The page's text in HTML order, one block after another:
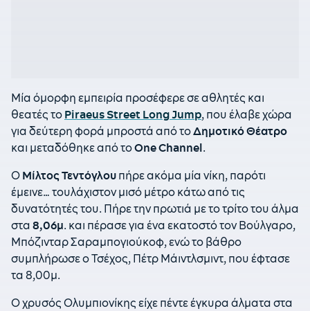
Μία όμορφη εμπειρία προσέφερε σε αθλητές και
θεατές το Piraeus Street Long Jump, που έλαβε χώρα
για δεύτερη φορά μπροστά από τοΔημοτικό Θέατρο
και μεταδόθηκε από τοOne Channel.
Ο Μίλτος Τεντόγλου πήρε ακόμα μία νίκη, παρότι
έμεινε… τουλάχιστον μισό μέτρο κάτω από τις
δυνατότητές του. Πήρε την πρωτιά με το τρίτο του άλμα
στα 8,06μ. και πέρασε για ένα εκατοστό τον Βούλγαρο,
Μπόζινταρ Σαραμπογιούκοφ, ενώ το βάθρο
συμπλήρωσε ο Τσέχος, Πέτρ Μάιντλσμιντ, που έφτασε
τα 8,00μ.
Ο χρυσός Ολυμπιονίκης είχε πέντε έγκυρα άλματα στα